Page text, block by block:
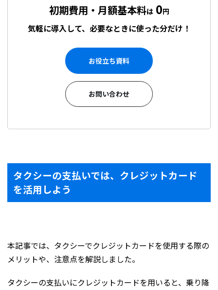
初期費用・月額基本料は 0円
気軽に導入して、必要なときに使った分だけ！
お問い合わせ
お役立ち資料
タクシーの支払いでは、クレジットカード
を活用しよう
本記事では、タクシーでクレジットカードを使用する際の
メリットや、注意点を解説しました。
タクシーの支払いにクレジットカードを用いると、乗り降